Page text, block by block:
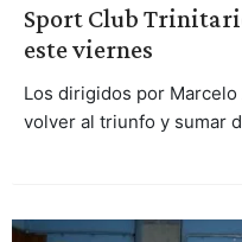
Sport Club
este viernes
Los dirigidos por
volver al triunfo y sumar